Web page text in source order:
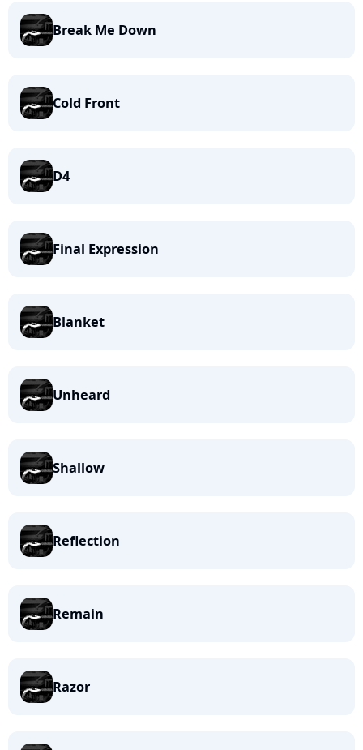
Break Me Down
Cold Front
D4
Final Expression
Blanket
Unheard
Shallow
Reflection
Remain
Razor